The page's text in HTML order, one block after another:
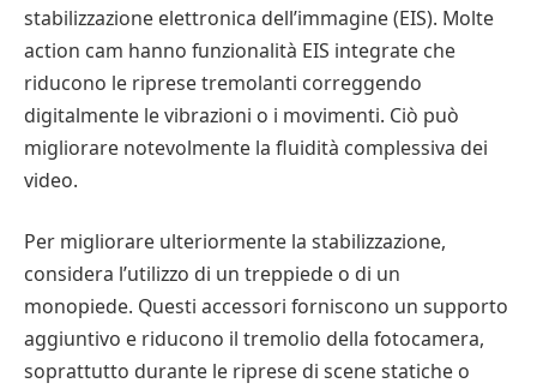
stabilizzazione elettronica dell’immagine (EIS). Molte
action cam hanno funzionalità EIS integrate che
riducono le riprese tremolanti correggendo
digitalmente le vibrazioni o i movimenti. Ciò può
migliorare notevolmente la fluidità complessiva dei
video.
Per migliorare ulteriormente la stabilizzazione,
considera l’utilizzo di un treppiede o di un
monopiede. Questi accessori forniscono un supporto
aggiuntivo e riducono il tremolio della fotocamera,
soprattutto durante le riprese di scene statiche o